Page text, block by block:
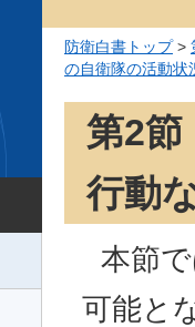
防衛白書トップ>
の自衛隊の活動状
第2
行動
本節
可能と